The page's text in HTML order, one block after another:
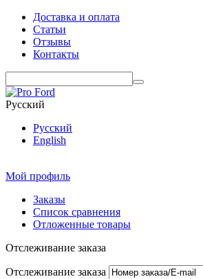
Доставка и оплата
Статьи
Отзывы
Контакты
Русский
Русский
English
Мой профиль
Заказы
Список сравнения
Отложенные товары
Отслеживание заказа
Отслеживание заказа